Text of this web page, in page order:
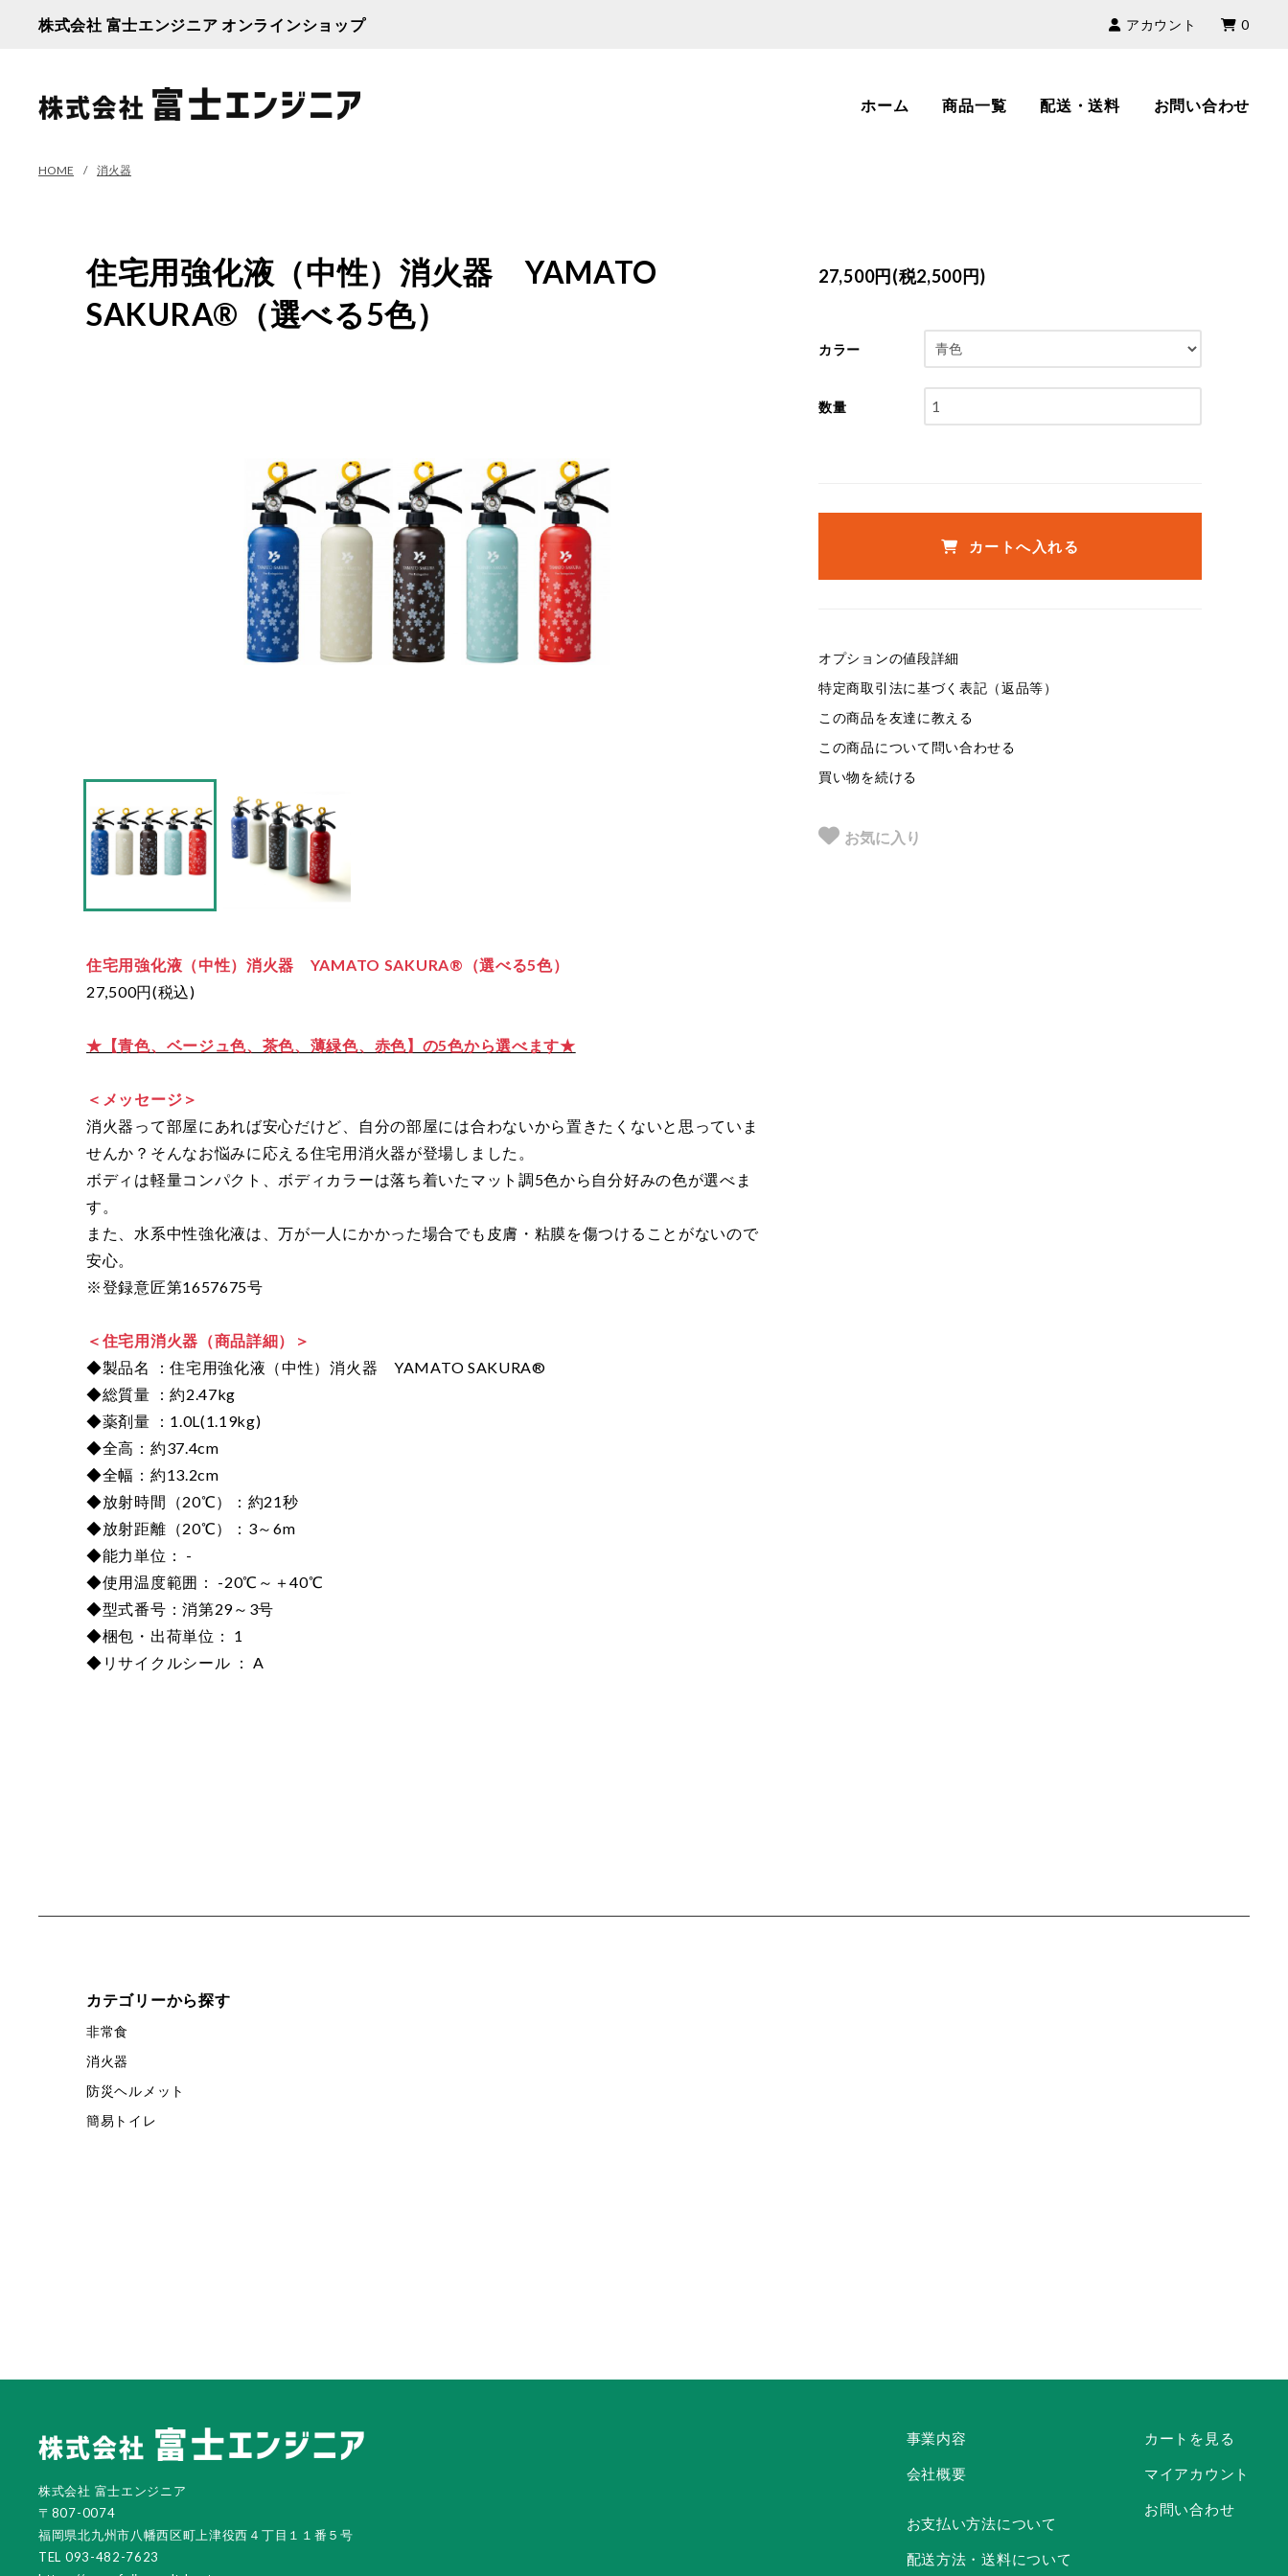
株式会社 富士エンジニア オンラインショップ アカウント 0
ホーム 商品一覧 配送・送料 お問い合わせ
HOME 消火器
住宅用強化液（中性）消火器 YAMATO
SAKURA®（選べる5色）
住宅用強化液（中性）消火器 YAMATO SAKURA®（選べる5色）
27,500円(税込)
★【青色、ベージュ色、茶色、薄緑色、赤色】の5色から選べます★
＜メッセージ＞
消火器って部屋にあれば安心だけど、自分の部屋には合わないから置きたくないと思っていま
せんか？そんなお悩みに応える住宅用消火器が登場しました。
ボディは軽量コンパクト、ボディカラーは落ち着いたマット調5色から自分好みの色が選べま
す。
また、水系中性強化液は、万が一人にかかった場合でも皮膚・粘膜を傷つけることがないので
安心。
※登録意匠第1657675号
＜住宅用消火器（商品詳細）＞
◆製品名 ：住宅用強化液（中性）消火器 YAMATO SAKURA®
◆総質量 ：約2.47kg
◆薬剤量 ：1.0L(1.19kg)
◆全高：約37.4cm
◆全幅：約13.2cm
◆放射時間（20℃）：約21秒
◆放射距離（20℃）：3～6m
◆能力単位： -
◆使用温度範囲： -20℃～＋40℃
◆型式番号：消第29～3号
◆梱包・出荷単位： 1
◆リサイクルシール ： A
27,500円(税2,500円)
カラー
数量
カートへ入れる
オプションの値段詳細
特定商取引法に基づく表記（返品等）
この商品を友達に教える
この商品について問い合わせる
買い物を続ける
お気に入り
カテゴリーから探す
非常食
消火器
防災ヘルメット
簡易トイレ
株式会社 富士エンジニア
〒807-0074
福岡県北九州市八幡西区町上津役西４丁目１１番５号
TEL 093-482-7623
事業内容
会社概要
お支払い方法について
配送方法・送料について
カートを見る
マイアカウント
お問い合わせ